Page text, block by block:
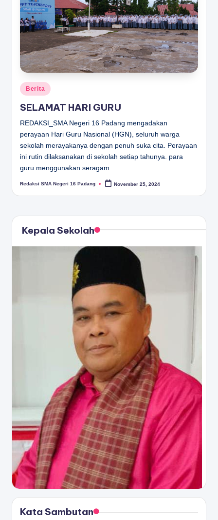
D
A
N
G
Posted
in
Berita
SELAMAT HARI GURU
REDAKSI_SMA Negeri 16 Padang mengadakan
perayaan Hari Guru Nasional (HGN), seluruh warga
sekolah merayakanya dengan penuh suka cita. Perayaan
ini rutin dilaksanakan di sekolah setiap tahunya. para
guru menggunakan seragam…
Posted
Redaksi SMA Negeri 16 Padang November 25, 2024
Kepala Sekolah
Kata Sambutan